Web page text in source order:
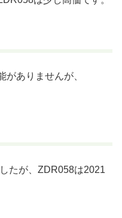
がありませんが、
たが、ZDR058は2021